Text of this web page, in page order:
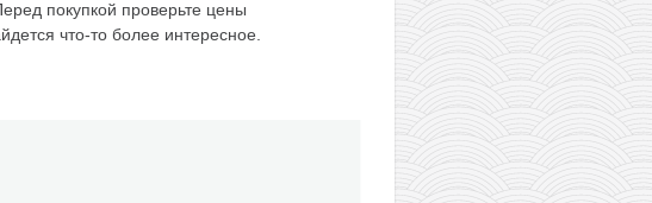
покупкой проверьте цены
что-то более интересное.